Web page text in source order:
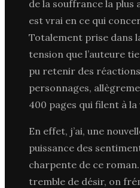
de la souffrance la plus
est vrai en ce qui
Totalement prise dans
tension que l’auteure
pu retenir des
personnages,
400 pages qui filent à la
En effet, j’ai, une
puissance des
charpente de ce
tremble de désir, on